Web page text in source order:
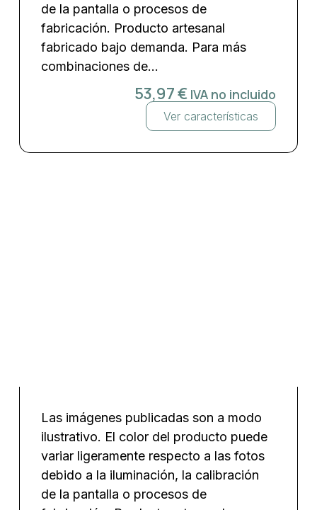
de la pantalla o procesos de
fabricación. Producto artesanal
fabricado bajo demanda. Para más
combinaciones de...
53,97€ IVA no incluido
Ver características
Las imágenes publicadas son a modo
ilustrativo. El color del producto puede
variar ligeramente respecto a las fotos
debido a la iluminación, la calibración
de la pantalla o procesos de